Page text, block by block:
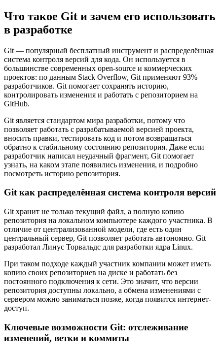
Что такое Git и зачем его использовать
в разработке
Git — популярный бесплатный инструмент и распределённая
система контроля версий для кода. Он используется в
большинстве современных open-source и коммерческих
проектов: по данным Stack Overflow, Git применяют 93%
разработчиков. Git помогает сохранять историю,
контролировать изменения и работать с репозиторием на
GitHub.
Git является стандартом мира разработки, потому что
позволяет работать с разрабатываемой версией проекта,
вносить правки, тестировать код и потом возвращаться
обратно к стабильному состоянию репозитория. Даже если
разработчик написал неудачный фрагмент, Git помогает
узнать, на каком этапе появились изменения, и подробно
посмотреть историю репозитория.
Git как распределённая система контроля версий
Git хранит не только текущий файл, а полную копию
репозитория на локальном компьютере каждого участника. В
отличие от централизованной модели, где есть один
центральный сервер, Git позволяет работать автономно. Git
разработал Линус Торвальдс для разработки ядра Linux.
При таком подходе каждый участник компании может иметь
копию своих репозиториев на диске и работать без
постоянного подключения к сети. Это значит, что версии
репозитория доступны локально, а обмена изменениями с
сервером можно заниматься позже, когда появится интернет-
доступ.
Ключевые возможности Git: отслеживание
изменений, ветки и коммиты